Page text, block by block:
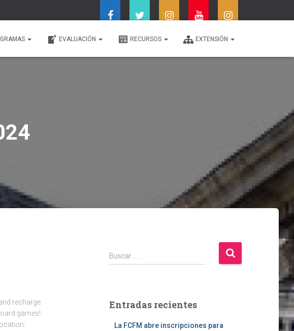
EVALUACIÓN RECURSOS EXTENSIÓN
recharge
games!
B
u
r
Buscar …
Entradas recientes
La FCFM abre inscripciones para